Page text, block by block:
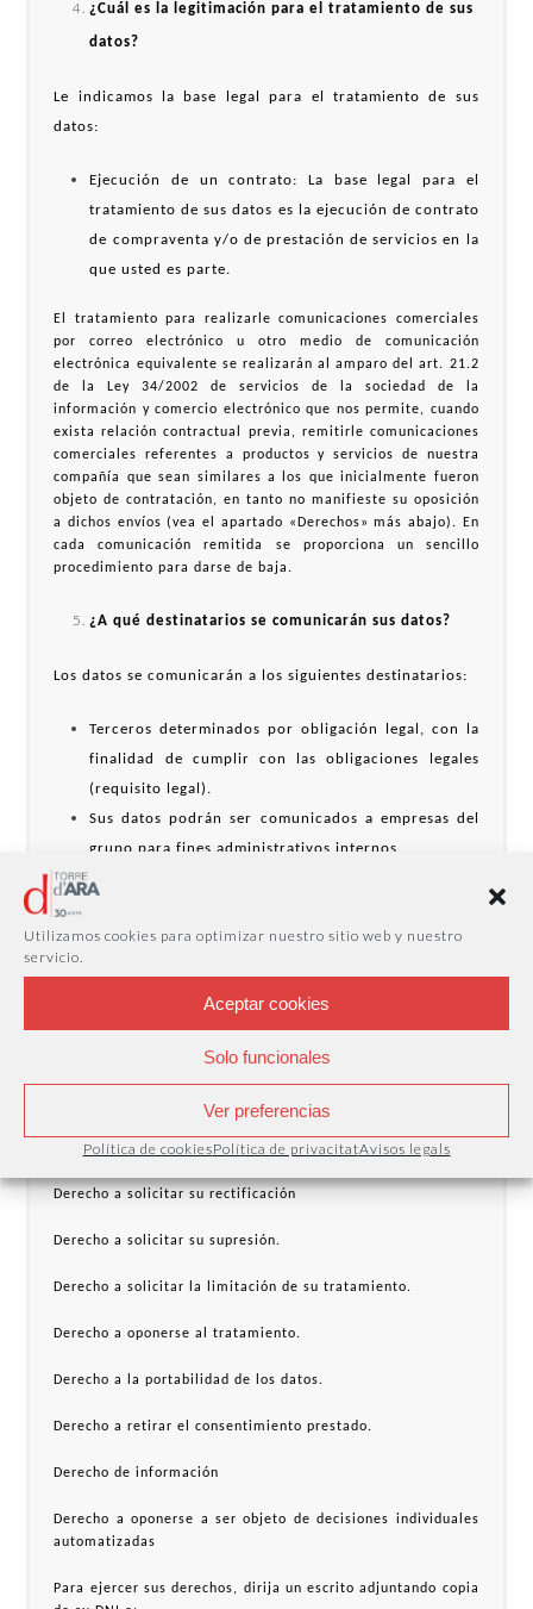
Utilizamos cookies para optimizar nuestro sitio web y nuestro
servicio.
Aceptar cookies
Solo funcionales
Ver preferencias
Política de cookiesPolítica de privacitatAvisos legals
¿Cuál es la legitimación para el tratamiento de sus
datos?
Le indicamos la base legal para el tratamiento de sus
datos:
Ejecución de un contrato: La base legal para el
tratamiento de sus datos es la ejecución de contrato
de compraventa y/o de prestación de servicios en la
que usted es parte.
El tratamiento para realizarle comunicaciones comerciales
por correo electrónico u otro medio de comunicación
electrónica equivalente se realizarán al amparo del art. 21.2
de la Ley 34/2002 de servicios de la sociedad de la
información y comercio electrónico que nos permite, cuando
exista relación contractual previa, remitirle comunicaciones
comerciales referentes a productos y servicios de nuestra
compañía que sean similares a los que inicialmente fueron
objeto de contratación, en tanto no manifieste su oposición
a dichos envíos (vea el apartado «Derechos» más abajo). En
cada comunicación remitida se proporciona un sencillo
procedimiento para darse de baja.
¿A qué destinatarios se comunicarán sus datos?
Los datos se comunicarán a los siguientes destinatarios:
Terceros determinados por obligación legal, con la
finalidad de cumplir con las obligaciones legales
(requisito legal).
Sus datos podrán ser comunicados a empresas del
grupo para fines administrativos internos.
datos?
o no, datos personales que les conciernan.
Derecho a solicitar el acceso a sus datos personales.
Derecho a solicitar su rectificación
Derecho a solicitar su supresión.
Derecho a solicitar la limitación de su tratamiento.
Derecho a oponerse al tratamiento.
Derecho a la portabilidad de los datos.
Derecho a retirar el consentimiento prestado.
Derecho de información
Derecho a oponerse a ser objeto de decisiones individuales
automatizadas
Para ejercer sus derechos, dirija un escrito adjuntando copia